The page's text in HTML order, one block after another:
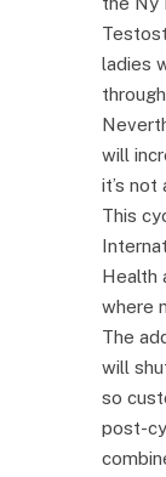
ladies
will
it’s
This
Health
where
The
will
so
post-